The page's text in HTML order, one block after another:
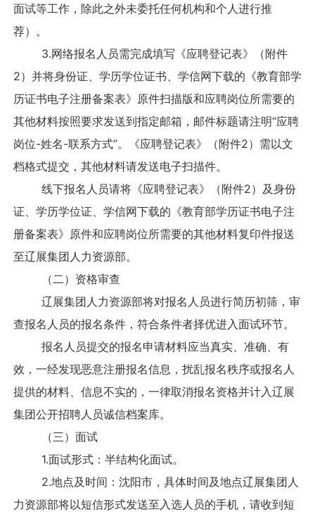
面试等工作，除此之外未委托任何机构和个人进行推
荐）。
3.网络报名人员需完成填写《应聘登记表》（附件
2）并将身份证、学历学位证书、学信网下载的《教育部学
历证书电子注册备案表》原件扫描版和应聘岗位所需要的
其他材料按照要求发送到指定邮箱，邮件标题请注明“应聘
岗位-姓名-联系方式”。《应聘登记表》（附件2）需以文
档格式提交，其他材料请发送电子扫描件。
线下报名人员请将《应聘登记表》（附件2）及身份
证、学历学位证、学信网下载的《教育部学历证书电子注
册备案表》原件和应聘岗位所需要的其他材料复印件报送
至辽展集团人力资源部。
（二）资格审查
辽展集团人力资源部将对报名人员进行简历初筛，审
查报名人员的报名条件，符合条件者择优进入面试环节。
报名人员提交的报名申请材料应当真实、准确、有
效，一经发现恶意注册报名信息，扰乱报名秩序或报名人
提供的材料、信息不实的，一律取消报名资格并计入辽展
集团公开招聘人员诚信档案库。
（三）面试
1.面试形式：半结构化面试。
2.地点及时间：沈阳市，具体时间及地点辽展集团人
力资源部将以短信形式发送至入选人员的手机，请收到短